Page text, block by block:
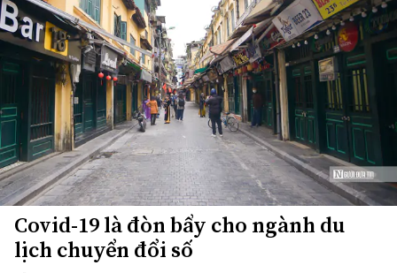
Covid-19 là đòn bẩy cho ngành du
lịch chuyển đổi số